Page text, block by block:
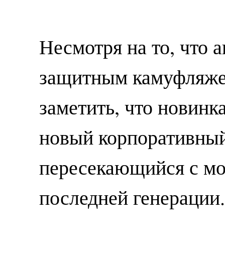
Несмотря на то, что
защитным
заметить, что
новый
пересекающийся с
последней генерации.